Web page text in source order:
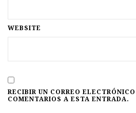
WEBSITE
RECIBIR UN CORREO
COMENTARIOS A ESTA ENTRADA.